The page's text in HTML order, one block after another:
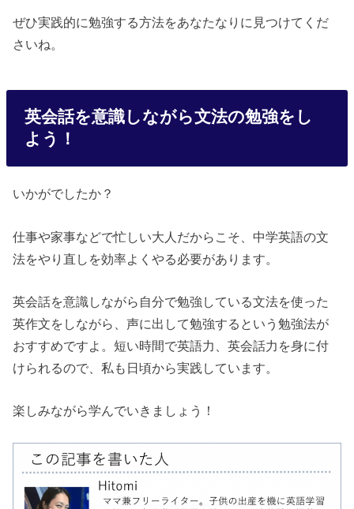
ぜひ実践的に勉強する方法をあなたなりに見つけてくだ
さいね。
英会話を意識しながら文法の勉強をし
よう！
いかがでしたか？
仕事や家事などで忙しい大人だからこそ、中学英語の文
法をやり直しを効率よくやる必要があります。
英会話を意識しながら自分で勉強している文法を使った
英作文をしながら、声に出して勉強するという勉強法が
おすすめですよ。短い時間で英語力、英会話力を身に付
けられるので、私も日頃から実践しています。
楽しみながら学んでいきましょう！